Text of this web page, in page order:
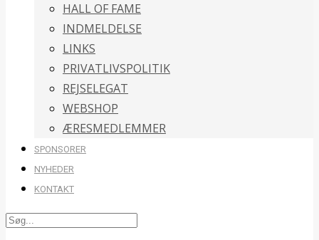
HALL OF FAME
INDMELDELSE
LINKS
PRIVATLIVSPOLITIK
REJSELEGAT
WEBSHOP
ÆRESMEDLEMMER
SPONSORER
NYHEDER
KONTAKT